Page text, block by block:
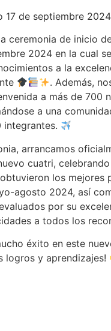
17 de septiembre 2024
ceremonia de inicio
2024 en la cual
a la
. Además,
a más de 700
a una
integrantes.
arrancamos
cuatri,
los mejores
agosto 2024, así
por su
a todos los
éxito en este
logros y aprendizajes!